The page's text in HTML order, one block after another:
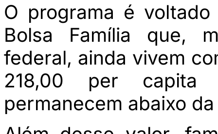
O programa é
Bolsa Família que,
federal, ainda vivem
218,00 per
permanecem abaixo